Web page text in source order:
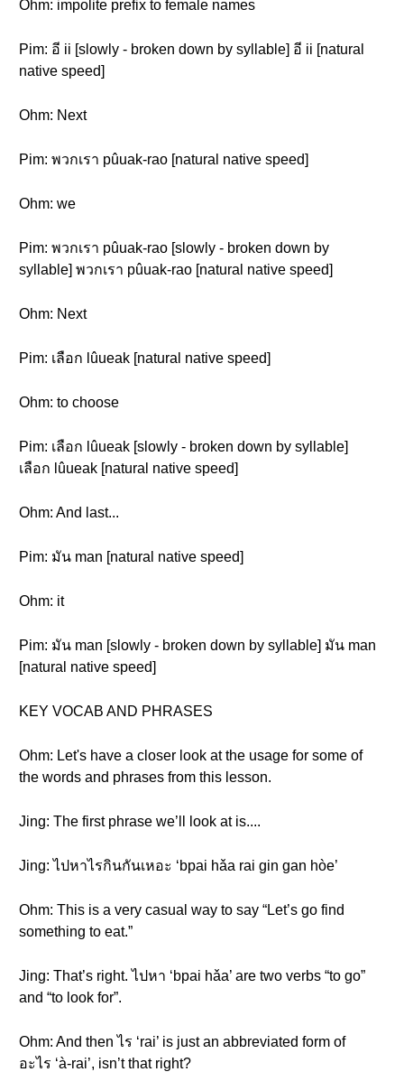
Ohm: impolite prefix to female names
Pim: อี ii [slowly - broken down by syllable] อี ii [natural
native speed]
Ohm: Next
Pim: พวกเรา pûuak-rao [natural native speed]
Ohm: we
Pim: พวกเรา pûuak-rao [slowly - broken down by
syllable] พวกเรา pûuak-rao [natural native speed]
Ohm: Next
Pim: เลือก lûueak [natural native speed]
Ohm: to choose
Pim: เลือก lûueak [slowly - broken down by syllable]
เลือก lûueak [natural native speed]
Ohm: And last...
Pim: มัน man [natural native speed]
Ohm: it
Pim: มัน man [slowly - broken down by syllable] มัน man
[natural native speed]
KEY VOCAB AND PHRASES
Ohm: Let's have a closer look at the usage for some of
the words and phrases from this lesson.
Jing: The first phrase we’ll look at is....
Jing: ไปหาไรกินกันเหอะ ‘bpai hǎa rai gin gan hòe’
Ohm: This is a very casual way to say “Let’s go find
something to eat.”
Jing: That’s right. ไปหา ‘bpai hǎa’ are two verbs “to go”
and “to look for”.
Ohm: And then ไร ‘rai’ is just an abbreviated form of
อะไร ‘à-rai’, isn’t that right?